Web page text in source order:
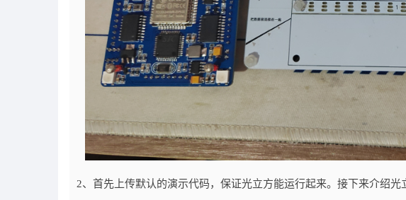
2、首先上传默认的演示代码，保证光立方能运行起来。接下来介绍光